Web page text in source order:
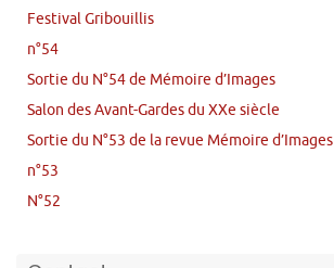
Festival Gribouillis
n°54
Sortie du N°54 de Mémoire d’Images
Salon des Avant-Gardes du XXe siècle
Sortie du N°53 de la revue Mémoire d’Images
n°53
N°52